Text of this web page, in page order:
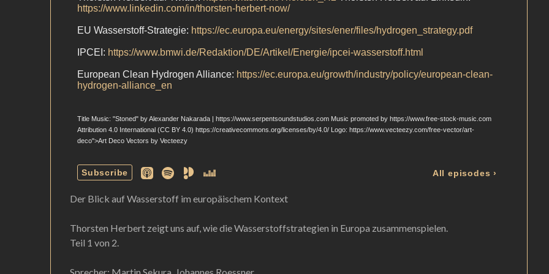
Der Blick auf Wasserstoff im europäischem Kontext
Thorsten Herbert zeigt uns auf, wie die Wasserstoffstrategien in Europa zusammenspielen.
Teil 1 von 2.
Sprecher: Martin Sekura, Johannes Roessner